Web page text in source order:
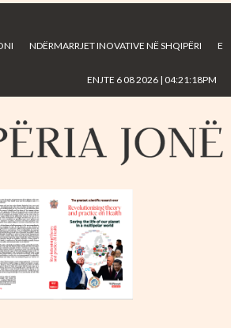
NDËRMARRJET INOVATIVE NË SHQIPËRI E
ENJTE 6 08 2026 | 04:21:18PM